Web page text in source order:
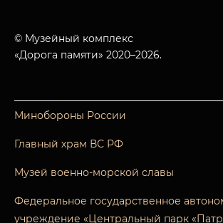
© Музейный комплекс
«Дорога памяти» 2020–2026.
Минобороны России
Главный храм ВС РФ
Музей военно-морской славы
Федеральное государственное
учреждение «Центральный парк